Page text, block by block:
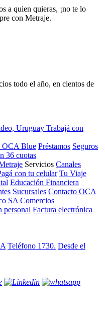
a quien quieras, ¡no te lo
con Metraje.
todo el año, en cientos de
Uruguay Trabajá con
OCA Blue Préstamos Seguros
36 cuotas
Servicios Canales
con tu celular Tu Viaje
Educación Financiera
Sucursales Contacto OCA
SA Comercios
personal Factura electrónica
Teléfono 1730. Desde el